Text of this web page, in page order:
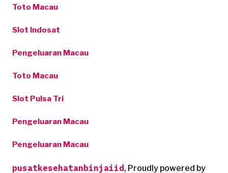
Toto Macau
Slot Indosat
Pengeluaran Macau
Toto Macau
Slot Pulsa Tri
Pengeluaran Macau
Pengeluaran Macau
pusatkesehatanbinjaiid, Proudly powered by